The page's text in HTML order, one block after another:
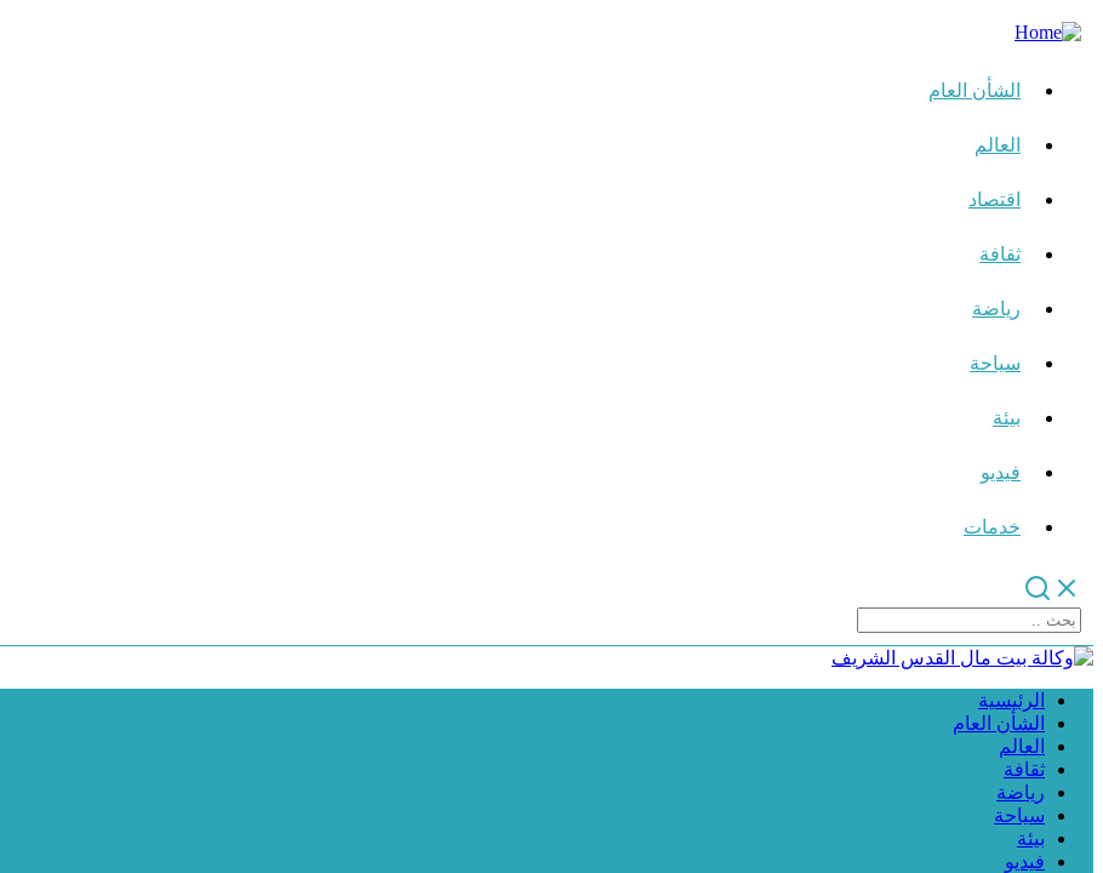
الشأن العام
العالم
اقتصاد
ثقافة
رياضة
سياحة
بيئة
فيديو
خدمات
الرئيسية
الشأن العام
العالم
ثقافة
رياضة
سياحة
بيئة
فيديو